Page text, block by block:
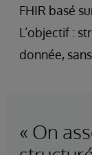
FHIR basé
L’objectif :
donnée,
« On